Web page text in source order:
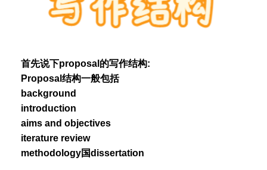
首先说下proposal的写作结构:
Proposal结构一般包括
background
introduction
aims and objectives
iterature review
methodology国dissertation